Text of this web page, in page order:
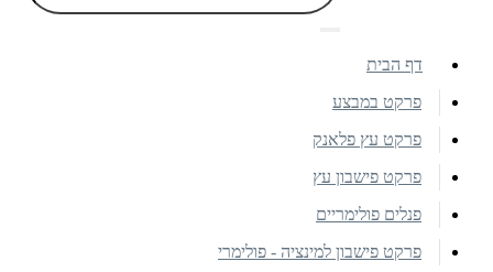
דף הבית
פרקט במבצע
פרקט עץ פלאנק
פרקט פישבון עץ
פנלים פולימריים
פרקט פישבון למינציה - פולימרי